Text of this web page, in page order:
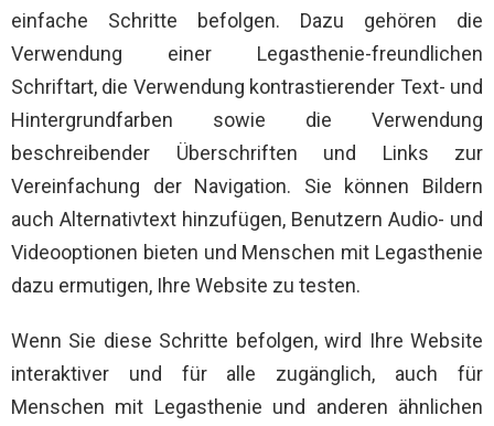
einfache Schritte befolgen. Dazu gehören die
Verwendung einer Legasthenie-freundlichen
Schriftart, die Verwendung kontrastierender Text- und
Hintergrundfarben sowie die Verwendung
beschreibender Überschriften und Links zur
Vereinfachung der Navigation. Sie können Bildern
auch Alternativtext hinzufügen, Benutzern Audio- und
Videooptionen bieten und Menschen mit Legasthenie
dazu ermutigen, Ihre Website zu testen.
Wenn Sie diese Schritte befolgen, wird Ihre Website
interaktiver und für alle zugänglich, auch für
Menschen mit Legasthenie und anderen ähnlichen